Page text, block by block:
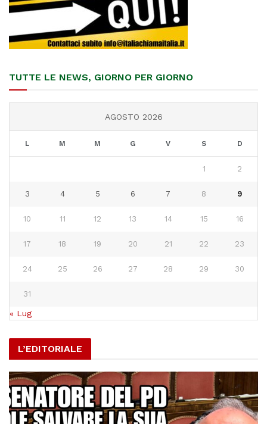
TUTTE LE NEWS, GIORNO PER GIORNO
AGOSTO 2026
S D
1 2
3 4 5 6 7 8 9
10 11 12 13 14 15 16
17 18 19 20 21 22 23
24
31
« Lug
L’EDITORIALE